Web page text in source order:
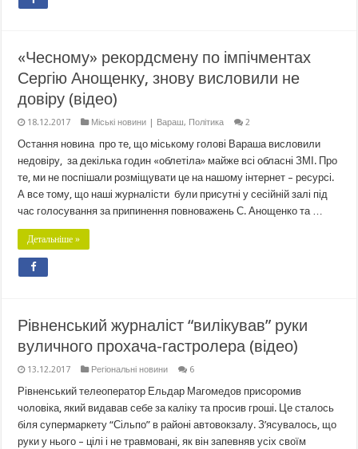
«Чесному» рекордсмену по імпічментах
Сергію Анощенку, знову висловили не
довіру (відео)
18.12.2017 Міські новини | Вараш, Політика 2
Остання новина про те, що міському голові Вараша висловили
недовіру, за декілька годин «облетіла» майже всі обласні ЗМІ. Про
те, ми не поспішали розміщувати це на нашому інтернет – ресурсі.
А все тому, що наші журналісти були присутні у сесійній залі під
час голосування за припинення повноважень С. Анощенко та …
Детальніше »
Рівненський журналіст “вилікував” руки
вуличного прохача-гастролера (відео)
13.12.2017 Регіональні новини 6
Рівненський телеоператор Ельдар Магомедов присоромив
чоловіка, який видавав себе за каліку та просив гроші. Це сталось
біля супермаркету “Сільпо” в районі автовокзалу. З’ясувалось, що
руки у нього – цілі і не травмовані, як він запевняв усіх своїм